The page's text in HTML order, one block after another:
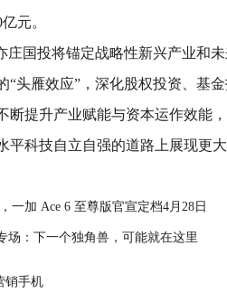
元。
庄国投将锚定战略性新兴产业和
“头雁效应”，深化股权投资、基
断提升产业赋能与资本运作效能
平科技自立自强的道路上展现更
一加 Ace 6 至尊版官宣定档4月28日
场：下一个独角兽，可能就在这里
销手机